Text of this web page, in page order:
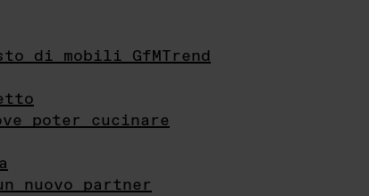
di mobili GfMTrend
poter cucinare
nuovo partner